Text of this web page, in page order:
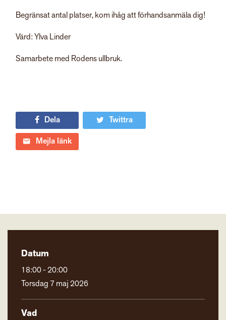
Begränsat antal platser, kom ihåg att förhandsanmäla dig!
Värd: Ylva Linder
Samarbete med Rodens ullbruk.
Dela
Twittra
Mejla länk
Datum
18:00 - 20:00
Torsdag 7 maj 2026
Vad